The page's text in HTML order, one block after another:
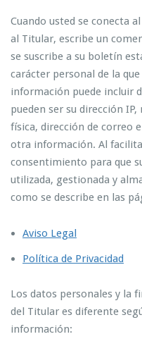
Cuando usted se conecta
al Titular, escribe un
se suscribe a su boletín
carácter personal de la
información puede incluir
pueden ser su dirección
física, dirección de correo
otra información. Al
consentimiento para que
utilizada, gestionada y
como se describe en las
Aviso Legal
Política de Privacidad
Los datos personales y la
del Titular es diferente
información: